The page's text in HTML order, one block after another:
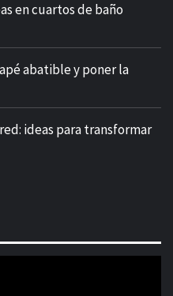
en cuartos de baño
abatible y poner la
ideas para transformar